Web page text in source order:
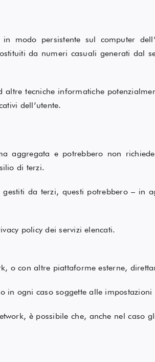
modo persistente sul computer
da numeri casuali generati dal
tecniche informatiche
dell’utente.
aggregata e potrebbero non
di terzi.
da terzi, questi potrebbero – in
policy dei servizi elencati.
o con altre piattaforme esterne,
ogni caso soggette alle
è possibile che, anche nel caso